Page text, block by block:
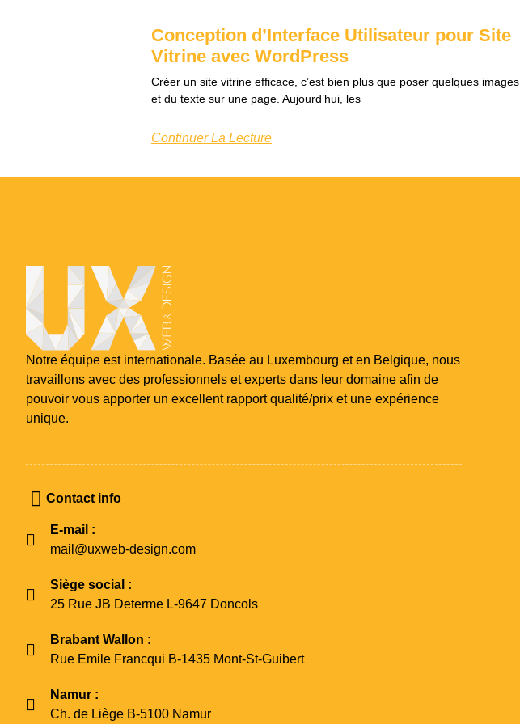
Conception d’Interface Utilisateur pour Site
Vitrine avec WordPress
Créer un site vitrine efficace, c’est bien plus que poser quelques images
et du texte sur une page. Aujourd’hui, les
Continuer La Lecture
Notre équipe est internationale. Basée au Luxembourg et en Belgique, nous
travaillons avec des professionnels et experts dans leur domaine afin de
pouvoir vous apporter un excellent rapport qualité/prix et une expérience
unique.
Contact info
E-mail :
mail@uxweb-design.com
Siège social :
25 Rue JB Determe L-9647 Doncols
Brabant Wallon :
Rue Emile Francqui B-1435 Mont-St-Guibert
Namur :
Ch. de Liège B-5100 Namur